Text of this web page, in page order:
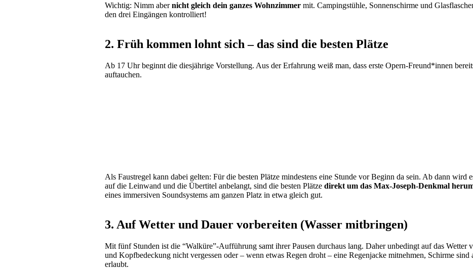
Wichtig: Nimm abernicht gleich dein ganzes Wohnzimmer mit. Campingstühle, Sonnenschirme und
den drei Eingängen kontrolliert!
2. Früh kommen lohnt sich – das sind die besten Plätze
Ab 17 Uhr beginnt die diesjährige Vorstellung. Aus der Erfahrung weiß man, dass erste Opern-Freund*innen
auftauchen.
Als Faustregel kann dabei gelten: Für die besten Plätze mindestens eine Stunde vor Beginn da sein. Ab dann wird
auf die Leinwand und die Übertitel anbelangt, sind die besten Plätzedirekt um das Max-Joseph-Denkmal
eines immersiven Soundsystems am ganzen Platz in etwa gleich gut.
3. Auf Wetter und Dauer vorbereiten (Wasser mitbringen)
Mit fünf Stunden ist die “Walküre”-Aufführung samt ihrer Pausen durchaus lang. Daher unbedingt auf das Wetter
und Kopfbedeckung nicht vergessen oder – wenn etwas Regen droht – eine Regenjacke mitnehmen, Schirme sind
erlaubt.